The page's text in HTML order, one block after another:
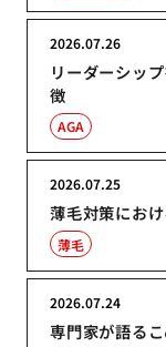
リーダーシッ
徴
2026.07.26
AGA
薄毛対策にお
2026.07.25
薄毛
専門家が語る
2026.07.24